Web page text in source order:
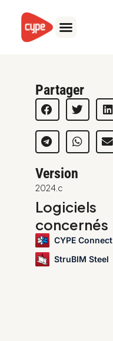
contenu
Partager
Version
2024.c
Logiciels
concernés
CYPE Connect
StruBIM Steel